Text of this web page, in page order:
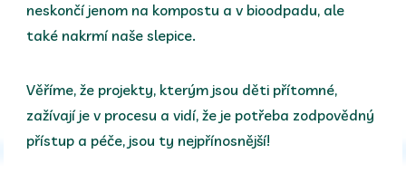
neskončí jenom na kompostu a v bioodpadu, ale
také nakrmí naše slepice.
Věříme, že projekty, kterým jsou děti přítomné,
zažívají je v procesu a vidí, že je potřeba zodpovědný
přístup a péče, jsou ty nejpřínosnější!